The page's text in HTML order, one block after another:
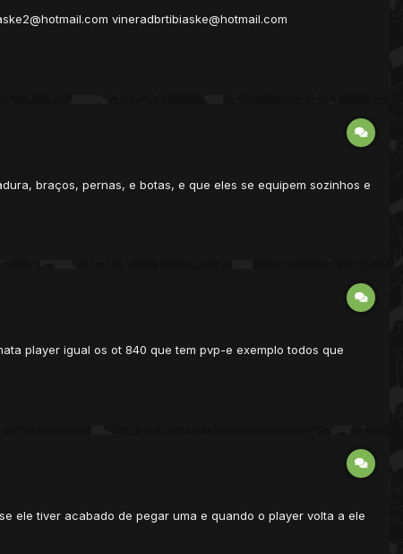
vineradbrtibiaske@hotmail.com
braços, pernas, e botas, e que eles se equipem sozinhos e
player igual os ot 840 que tem pvp-e exemplo todos que
ele tiver acabado de pegar uma e quando o player volta a ele